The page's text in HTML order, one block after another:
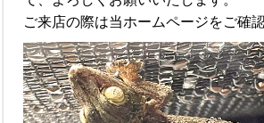
ご来店の際は当ホームページをご確認